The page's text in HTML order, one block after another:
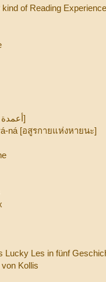
of Reading Experience
A'amidat al-sahir [أعمدة الساهر]
ná [อสูรกายแห่งหายนะ]
Lucky Les in fünf
Kollis